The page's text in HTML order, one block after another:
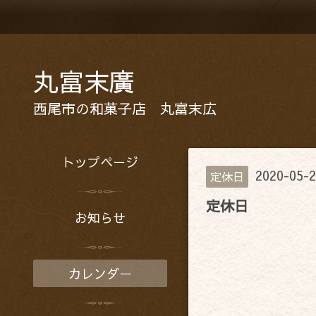
丸富末廣
西尾市の和菓子店 丸富末広
定休日 2020-05-
定休日
トップページ
お知らせ
カレンダー